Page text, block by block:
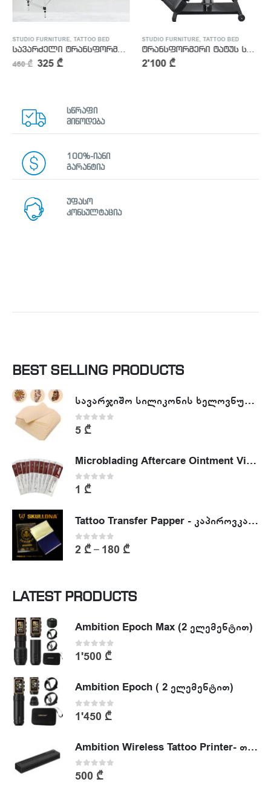
STUDIO FURNITURE, TATTOO BED
სავარძელი ტრანსფორმერი
460₾ 325 ₾
STUDIO FURNITURE, TATTOO BED
ტრანსფორმერი ტატუს სავარძელი
2'100 ₾
სწრაფი
მიწოდება
100%-იანი
გარანტია
უფასო
კონსულტაცია
BEST SELLING PRODUCTS
სავარჯიშო სილიკონის ხელოვნური კანი - Tattoo Practike skin
0out of 5
5 ₾
Microblading Aftercare Ointment Vitamin A&D
0 out of 5
1 ₾
Tattoo Transfer Papper - კაპიროვკა - ტატუს ესკიზის კოპირების ქაღალდი
0out of 5
2 ₾– 180 ₾
LATEST PRODUCTS
Ambition Epoch Max (2 ელემენტით)
0out of 5
1'500 ₾
Ambition Epoch ( 2 ელემენტით)
0out of 5
1'450 ₾
Ambition Wireless Tattoo Printer- თერმული პრინტერი
0out of 5
500 ₾